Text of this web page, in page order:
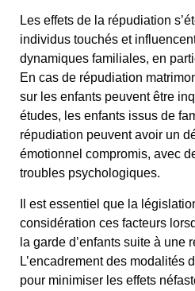
Les effets de la répudiation
individus touchés et
dynamiques familiales, en
En cas de répudiation
sur les enfants peuvent être
études, les enfants issus de
répudiation peuvent avoir un
émotionnel compromis, avec
troubles psychologiques.
Il est essentiel que la
considération ces facteurs
la garde d’enfants suite à une
L’encadrement des modalités
pour minimiser les effets